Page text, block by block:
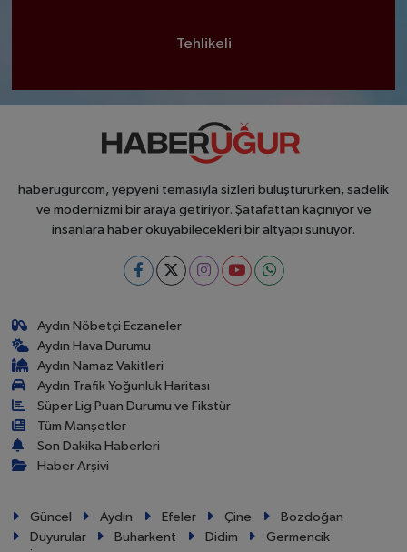
Tehlikeli
haberugurcom, yepyeni temasıyla sizleri buluştururken, sadelik
ve modernizmi bir araya getiriyor. Şatafattan kaçınıyor ve
insanlara haber okuyabilecekleri bir altyapı sunuyor.
Aydın Nöbetçi Eczaneler
Aydın Hava Durumu
Aydın Namaz Vakitleri
Aydın Trafik Yoğunluk Haritası
Süper Lig Puan Durumu ve Fikstür
Tüm Manşetler
Son Dakika Haberleri
Haber Arşivi
Güncel Aydın Efeler Çine
Bozdoğan
Duyurular
Buharkent Didim
Germencik